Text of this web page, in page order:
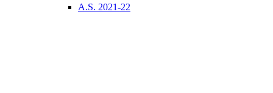
A.S. 2021-22